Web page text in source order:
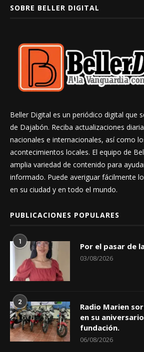
SOBRE BELLER DIGITAL
Beller Digital es un periódico digital que
de Dajabón. Reciba actualizaciones
nacionales e internacionales, así como
acontecimientos locales. El equipo de
amplia variedad de contenido para
informado. Puede averiguar fácilmente
en su ciudad y en todo el mundo.
PUBLICACIONES POPULARES
1 Por el pasar de
03/08/2026
2
Radio Marien
en su
fundación.
06/08/2026